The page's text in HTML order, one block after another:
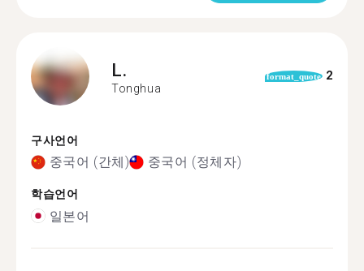
L.
Tonghua
format_quote 2
구사언어
중국어 (간체) 중국어 (정체자)
학습언어
일본어